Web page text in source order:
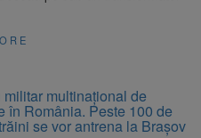
militar multinaţional de
în România. Peste 100 de
se vor antrena la Brașov